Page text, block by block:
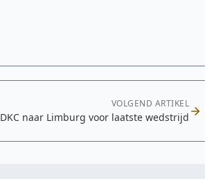
VOLGEND ARTIKEL
DKC naar Limburg voor laatste wedstrijd